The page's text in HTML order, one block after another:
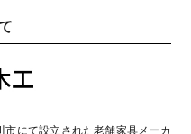
市にて設立された老舗家具メーカ